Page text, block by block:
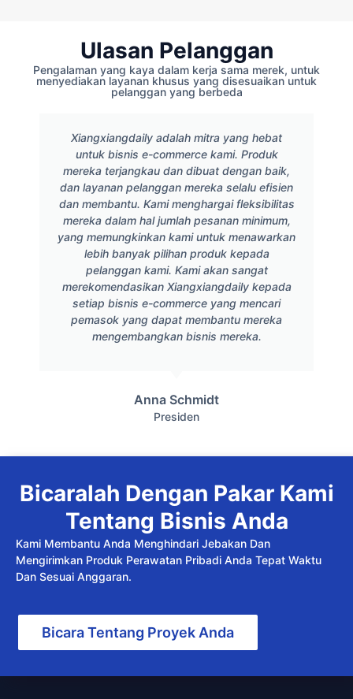
Ulasan Pelanggan
Pengalaman yang kaya dalam kerja sama merek, untuk
menyediakan layanan khusus yang disesuaikan untuk
pelanggan yang berbeda
Xiangxiangdaily adalah mitra yang hebat
untuk bisnis e-commerce kami. Produk
mereka terjangkau dan dibuat dengan baik,
dan layanan pelanggan mereka selalu efisien
dan membantu. Kami menghargai fleksibilitas
mereka dalam hal jumlah pesanan minimum,
yang memungkinkan kami untuk menawarkan
lebih banyak pilihan produk kepada
pelanggan kami. Kami akan sangat
merekomendasikan Xiangxiangdaily kepada
setiap bisnis e-commerce yang mencari
pemasok yang dapat membantu mereka
mengembangkan bisnis mereka.
Anna Schmidt
Presiden
Bicaralah Dengan Pakar Kami
Tentang Bisnis Anda
Kami Membantu Anda Menghindari Jebakan Dan
Mengirimkan Produk Perawatan Pribadi Anda Tepat Waktu
Dan Sesuai Anggaran.
Bicara Tentang Proyek Anda